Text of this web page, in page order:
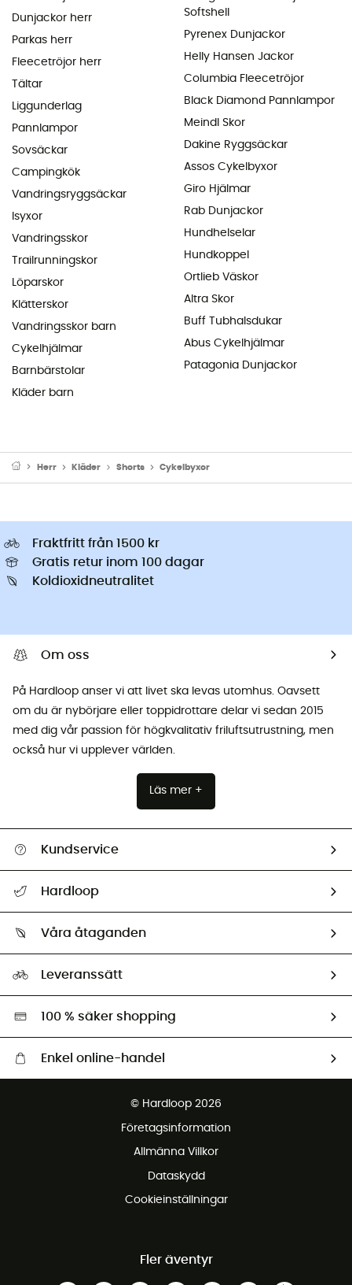
Dunjackor herr
Parkas herr
Fleecetröjor herr
Tältar
Liggunderlag
Pannlampor
Sovsäckar
Campingkök
Vandringsryggsäckar
Isyxor
Vandringsskor
Trailrunningskor
Löparskor
Klätterskor
Vandringsskor barn
Cykelhjälmar
Barnbärstolar
Kläder barn
Softshell
Pyrenex Dunjackor
Helly Hansen Jackor
Columbia Fleecetröjor
Black Diamond Pannlampor
Meindl Skor
Dakine Ryggsäckar
Assos Cykelbyxor
Giro Hjälmar
Rab Dunjackor
Hundhelselar
Hundkoppel
Ortlieb Väskor
Altra Skor
Buff Tubhalsdukar
Abus Cykelhjälmar
Patagonia Dunjackor
Herr Kläder Shorts Cykelbyxor
Fraktfritt från 1500 kr
Gratis retur inom 100 dagar
Koldioxidneutralitet
Om oss
På Hardloop anser vi att livet ska levas utomhus. Oavsett
om du är nybörjare eller toppidrottare delar vi sedan 2015
med dig vår passion för högkvalitativ friluftsutrustning, men
också hur vi upplever världen.
Läs mer +
Kundservice
Retur & återbetalning
Hardloop
Ambassadörer
Våra åtaganden
Miljöanpassat urval
Leveranssätt
100 % säker shopping
Enkel online-handel
Gratis retur inom 100 dagar
© Hardloop 2026
Företagsinformation
Allmänna Villkor
Dataskydd
Cookieinställningar
Fler äventyr